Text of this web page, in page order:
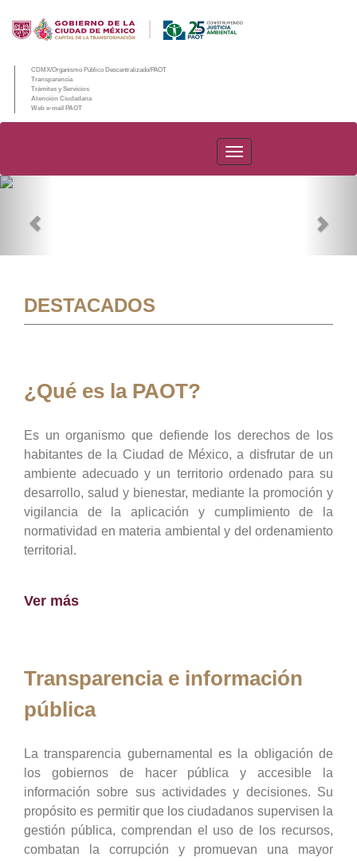
CDMX/Organismo Público Descentralizado/PAOT
Transparencia
Trámites y Servicios
Atención Ciudadana
Web e-mail PAOT
PAOT
DESTACADOS
¿Qué es la PAOT?
Es un organismo que defiende los derechos de los
habitantes de la Ciudad de México, a disfrutar de un
ambiente adecuado y un territorio ordenado para su
desarrollo, salud y bienestar, mediante la promoción y
vigilancia de la aplicación y cumplimiento de la
normatividad en materia ambiental y del ordenamiento
territorial.
Ver más
Transparencia e información
pública
La transparencia gubernamental es la obligación de
los gobiernos de hacer pública y accesible la
información sobre sus actividades y decisiones. Su
propósito es permitir que los ciudadanos supervisen la
gestión pública, comprendan el uso de los recursos,
combatan la corrupción y promuevan una mayor